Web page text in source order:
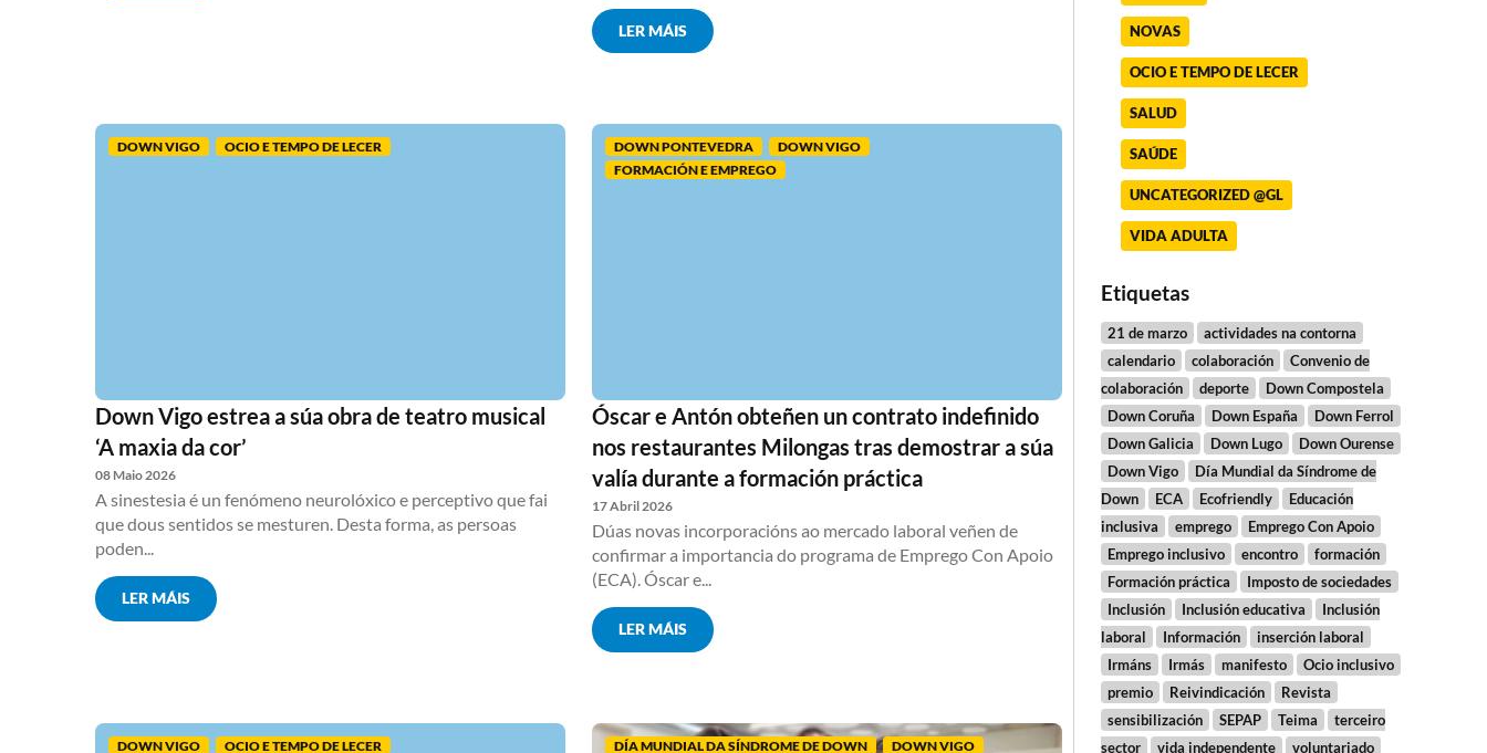
LER MÁIS
DOWN VIGO OCIO E TEMPO DE LECER
Down Vigo estrea a súa obra de teatro musical
‘A maxia da cor’
08 Maio 2026
A sinestesia é un fenómeno neurolóxico e perceptivo que fai
que dous sentidos se mesturen. Desta forma, as persoas
poden...
LER MÁIS
DOWN PONTEVEDRA
DOWN VIGO
FORMACIÓN E EMPREGO
Óscar e Antón obteñen un contrato indefinido
nos restaurantes Milongas tras demostrar a súa
valía durante a formación práctica
17 Abril 2026
Dúas novas incorporacións ao mercado laboral veñen de
confirmar a importancia do programa de Emprego Con Apoio
(ECA). Óscar e...
LER MÁIS
DOWN VIGO OCIO E TEMPO DE LECER DÍA MUNDIAL DA SÍNDROME DE DOWN DOWN VIGO
NOVAS
OCIO E TEMPO DE LECER
SALUD
SAÚDE
UNCATEGORIZED @GL
VIDA ADULTA
Etiquetas
21 de marzo
actividades na contorna
calendario
colaboración
Convenio de
colaboración
deporte
Down Compostela
Down Coruña
Down España
Down Ferrol
Down Galicia
Down Lugo
Down Ourense
Down Vigo
Día Mundial da Síndrome de
Down
ECA Ecofriendly
Educación
inclusiva
emprego
Emprego Con Apoio
Emprego inclusivo
encontro
formación
Formación práctica
Imposto de sociedades
Inclusión
Inclusión educativa
Inclusión
laboral
Información
inserción laboral
Irmáns
Irmás manifesto
Ocio inclusivo
premio
Reivindicación
Revista
sensibilización
SEPAP Teima
terceiro
sector
vida independente
voluntariado